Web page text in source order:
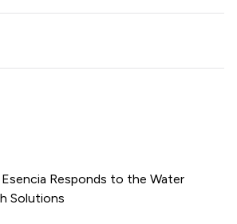
Responds to the Water
Solutions